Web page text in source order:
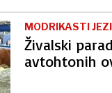
MODRIKASTI
Živalski
avtohtonih